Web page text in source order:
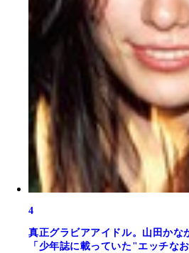
4
真正グラビアアイドル。山田かな
「少年誌に載っていた"エッチな